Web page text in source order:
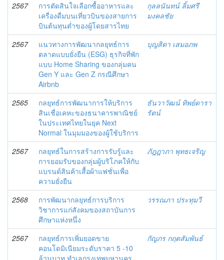
2567
การตัดสินใจเลือกซื้ออาหารและ
เครื่องดื่มบนเที่ยวบินของสายการ
บินต้นทุนต่ำของผู้โดยสารไทย
กุลลนันทน์ ลิ้มศรี
มงคลชัย
2567
แนวทางการพัฒนากลยุทธ์การ
ตลาดแบบยั่งยืน (ESG) ธุรกิจที่พัก
แบบ Home Sharing ของกลุ่มคน
Gen Y และ Gen Z กรณีศึกษา
Airbnb
บุญสิตา เสมอภพ
2565
กลยุทธ์การพัฒนาการให้บริการ
สินเชื่อเคหะของธนาคารพาณิชย์
ในประเทศไทยในยุค Next
Normal ในมุมมองของผู้ใช้บริการ
ธันวาวัฒน์ ทิพย์ดารา
รัตน์
2567
กลยุทธ์ในการสร้างการรับรู้และ
การยอมรับของกลุ่มผู้บริโภคให้กับ
แบรนด์สินค้าเสื้อผ้าแฟชั่นเพื่อ
ความยั่งยืน
ภัฎฎาภา พุทธเจริญ
2568
การพัฒนากลยุทธ์การบริการ
วิชาการแก่สังคมของสถาบันการ
ศึกษาแห่งหนึ่ง
วรรณภา ประทุมวี
2567
กลยุทธ์การเพิ่มยอดขาย
คอนโดมิเนียมระดับราคา 5 -10
ล้านบาท ทำเลกรุงเทพมหานคร
กัญภร กฤตสัมพันธ์